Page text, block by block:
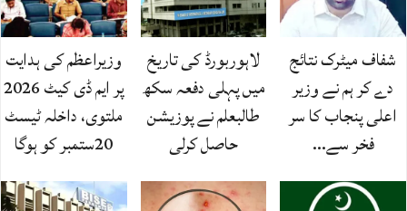
شفاف میٹرک نتائج
دے کر ہم نے وزیر
اعلی پنجاب کا سر
فخر سے…
لاہوربورڈ کی تاریخ
میں پہلی دفعہ سکھ
طالبعلم نے پوزیشن
حاصل کرلی
وزیراعظم کی ہدایت
پر ایم ڈی کیٹ 2026
ملتوی، داخلہ ٹیسٹ
20ستمبر کو ہوگا